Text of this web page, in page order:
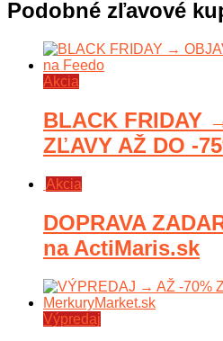
Podobné zľavové
Akcia
BLACK FRIDAY
ZĽAVY AŽ DO -
Akcia
DOPRAVA
na ActiMaris.sk
Výpredaj